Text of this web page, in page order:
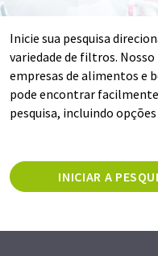
Inicie sua pesquisa
variedade de filtros. Nosso
empresas de alimentos e
pode encontrar
pesquisa, incluindo
INICIAR A